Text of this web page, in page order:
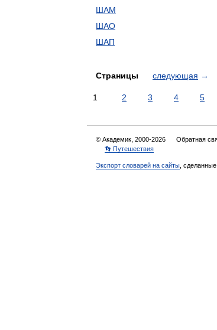
ШАМ
ШАО
ШАП
Страницы следующая →
1 2 3 4 5
© Академик, 2000-2026 Обратная
👣 Путешествия
Экспорт словарей на сайты ,